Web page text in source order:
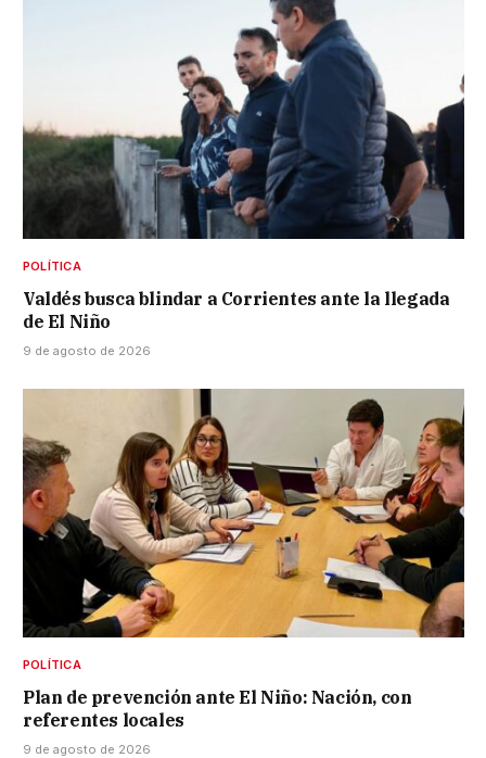
POLÍTICA
Valdés busca blindar a Corrientes ante la llegada
de El Niño
9 de agosto de 2026
POLÍTICA
Plan de prevención ante El Niño: Nación, con
referentes locales
9 de agosto de 2026